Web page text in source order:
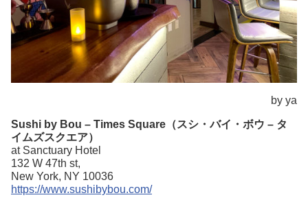
by ya
Sushi by Bou – Times Square（スシ・バイ・ボウ – タ
イムズスクエア）
at Sanctuary Hotel
132 W 47th st,
New York, NY 10036
https://www.sushibybou.com/